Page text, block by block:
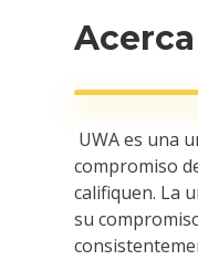
UWA es una
compromiso
califiquen. La
su